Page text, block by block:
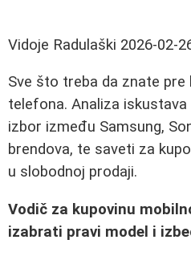
Vidoje Radulaški 2026-02-
Sve što treba da znate pre
telefona. Analiza
izbor između Samsung,
brendova, te saveti za
u slobodnoj prodaji.
Vodič za kupovinu
izabrati pravi model i